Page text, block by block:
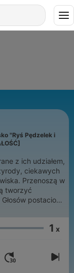
"Ryś Pędzelek i
z ich udziałem,
ciekawych
Przenoszą w
tworzyć
postaciom
dziennikarze
Radia
1 x